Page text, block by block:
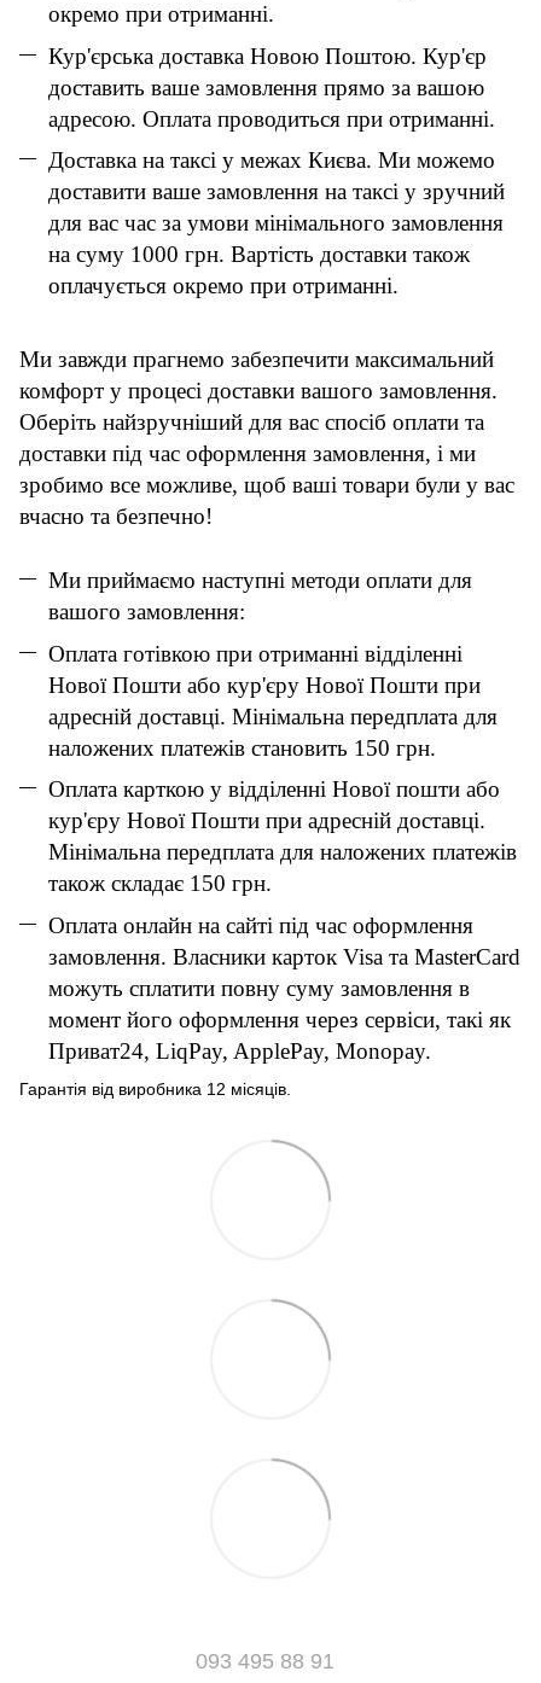
окремо при отриманні.
Кур'єрська доставка Новою Поштою. Кур'єр
доставить ваше замовлення прямо за вашою
адресою. Оплата проводиться при отриманні.
Доставка на таксі у межах Києва. Ми можемо
доставити ваше замовлення на таксі у зручний
для вас час за умови мінімального замовлення
на суму 1000 грн. Вартість доставки також
оплачується окремо при отриманні.
Ми завжди прагнемо забезпечити максимальний
комфорт у процесі доставки вашого замовлення.
Оберіть найзручніший для вас спосіб оплати та
доставки під час оформлення замовлення, і ми
зробимо все можливе, щоб ваші товари були у вас
вчасно та безпечно!
Ми приймаємо наступні методи оплати для
вашого замовлення:
Оплата готівкою при отриманні відділенні
Нової Пошти або кур'єру Нової Пошти при
адресній доставці. Мінімальна передплата для
наложених платежів становить 150 грн.
Оплата карткою у відділенні Нової пошти або
кур'єру Нової Пошти при адресній доставці.
Мінімальна передплата для наложених платежів
також складає 150 грн.
Оплата онлайн на сайті під час оформлення
замовлення. Власники карток Visa та MasterCard
можуть сплатити повну суму замовлення в
момент його оформлення через сервіси, такі як
Приват24, LiqPay, ApplePay, Monopay.
Гарантія від виробника 12 місяців.
093 495 88 91